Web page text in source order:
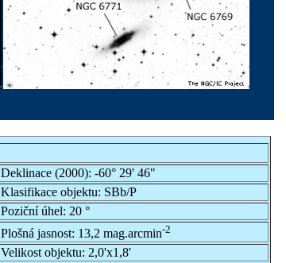
Deklinace (2000): -60° 29' 46"
Klasifikace objektu: SBb/P
Poziční úhel: 20 °
Plošná jasnost: 13,2 mag.arcmin-2
Velikost objektu: 2,0'x1,8'